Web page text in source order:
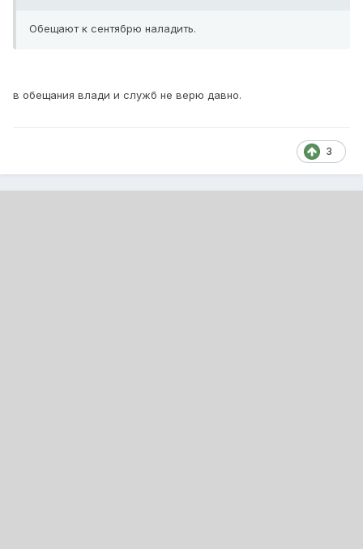
Обещают к сентябрю наладить.
в обещания влади и служб не верю давно.
3